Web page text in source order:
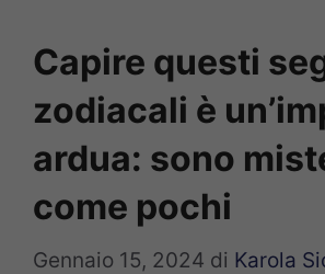
Capire questi
zodiacali è
ardua: sono
come pochi
Gennaio 15, 2024 di Karola